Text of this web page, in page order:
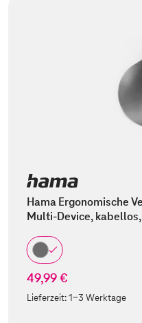
Hama Ergonomische
Multi-Device,
49,99 €
Lieferzeit:1-3 Werktage